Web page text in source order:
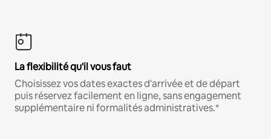
La flexibilité qu'il vous faut
Choisissez vos dates exactes d'arrivée et de départ
puis réservez facilement en ligne, sans engagement
supplémentaire ni formalités administratives.*